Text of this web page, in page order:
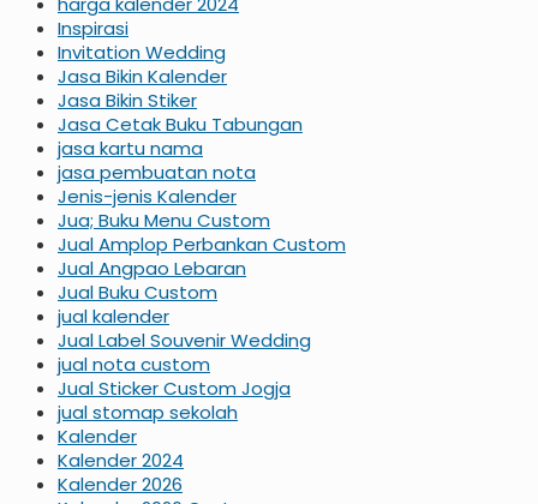
Inspirasi
Invitation Wedding
Jasa Bikin Kalender
Jasa Bikin Stiker
Jasa Cetak Buku Tabungan
jasa kartu nama
jasa pembuatan nota
Jenis-jenis Kalender
Jua; Buku Menu Custom
Jual Amplop Perbankan Custom
Jual Angpao Lebaran
Jual Buku Custom
jual kalender
Jual Label Souvenir Wedding
jual nota custom
Jual Sticker Custom Jogja
jual stomap sekolah
Kalender
Kalender 2024
Kalender 2026